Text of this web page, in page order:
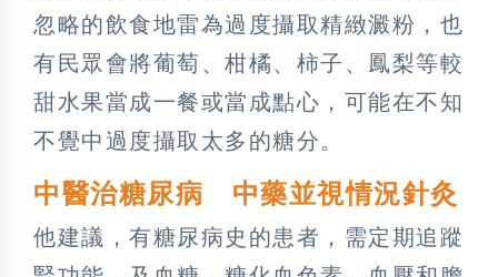
忽略的飲食地雷為過度攝取精緻澱粉，也
有民眾會將葡萄、柑橘、柿子、鳳梨等較
甜水果當成一餐或當成點心，可能在不知
不覺中過度攝取太多的糖分。
中醫治糖尿病 中藥並視情況針灸
他建議，有糖尿病史的患者，需定期追蹤